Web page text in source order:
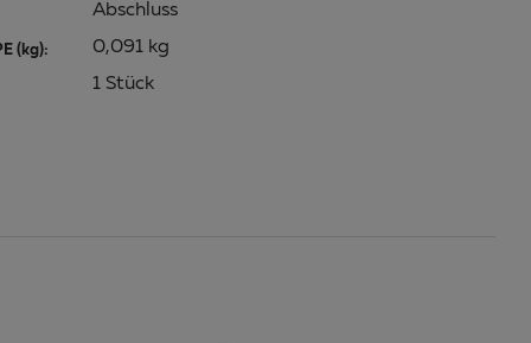
Abschluss
(kg): 0,091 kg
1 Stück